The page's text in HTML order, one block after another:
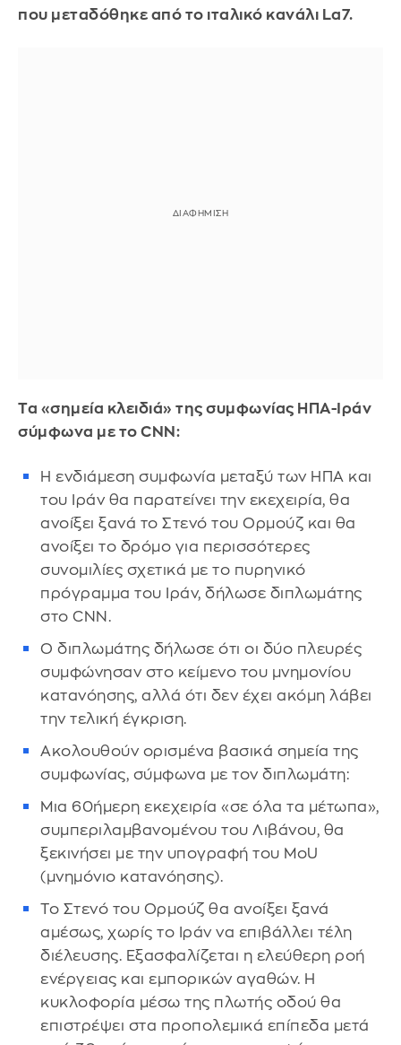
που μεταδόθηκε από το ιταλικό κανάλι La7.
Τα «σημεία κλειδιά» της συμφωνίας ΗΠΑ-Ιράν
σύμφωνα με το CNN:
Η ενδιάμεση συμφωνία μεταξύ των ΗΠΑ και
του Ιράν θα παρατείνει την εκεχειρία, θα
ανοίξει ξανά το Στενό του Ορμούζ και θα
ανοίξει το δρόμο για περισσότερες
συνομιλίες σχετικά με το πυρηνικό
πρόγραμμα του Ιράν, δήλωσε διπλωμάτης
στο CNN.
Ο διπλωμάτης δήλωσε ότι οι δύο πλευρές
συμφώνησαν στο κείμενο του μνημονίου
κατανόησης, αλλά ότι δεν έχει ακόμη λάβει
την τελική έγκριση.
Ακολουθούν ορισμένα βασικά σημεία της
συμφωνίας, σύμφωνα με τον διπλωμάτη:
Μια 60ήμερη εκεχειρία «σε όλα τα μέτωπα»,
συμπεριλαμβανομένου του Λιβάνου, θα
ξεκινήσει με την υπογραφή του MoU
(μνημόνιο κατανόησης).
Το Στενό του Ορμούζ θα ανοίξει ξανά
αμέσως, χωρίς το Ιράν να επιβάλλει τέλη
διέλευσης. Εξασφαλίζεται η ελεύθερη ροή
ενέργειας και εμπορικών αγαθών. Η
κυκλοφορία μέσω της πλωτής οδού θα
επιστρέψει στα προπολεμικά επίπεδα μετά